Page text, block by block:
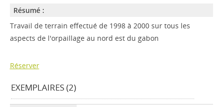
Résumé :
Travail de terrain effectué de 1998 à 2000 sur tous les
aspects de l'orpaillage au nord est du gabon
Réserver
EXEMPLAIRES (2)